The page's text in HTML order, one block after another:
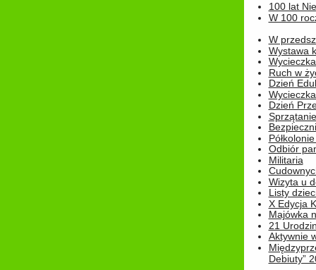
100 lat
W 100
W
Wystawa
Ruch w
Dzień
Dzień
Odbiór
Militaria
Wizyta u
Listy
X Edycja
Majówka
21
Aktywnie
Debiuty”